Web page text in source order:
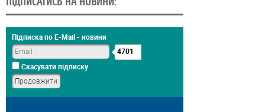
Підписка по E-Mail - новини
4701
Скасувати підписку